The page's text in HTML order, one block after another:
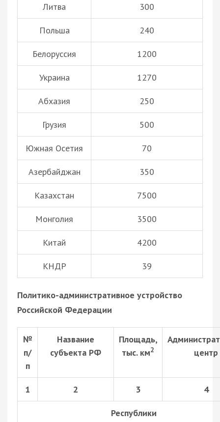
Литва 300
Польша 240
Белоруссия 1200
Украина 1270
Абхазия 250
Грузия 500
Южная Осетия 70
Азербайджан 350
Казахстан 7500
Монголия 3500
Китай 4200
КНДР 39
Политико-административное устройство
Российской Федерации
№
п/
п
Название
субъекта РФ
Площадь,
тыс. км2
центр
1 2 3 4
Республики